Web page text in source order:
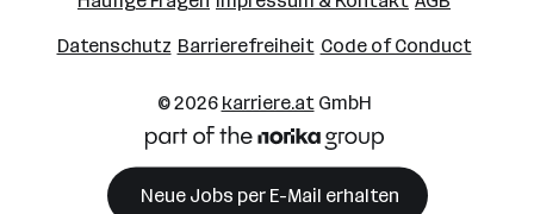
Datenschutz Barrierefreiheit Code of Conduct
© 2026 karriere.at GmbH
Neue Jobs per E-Mail erhalten